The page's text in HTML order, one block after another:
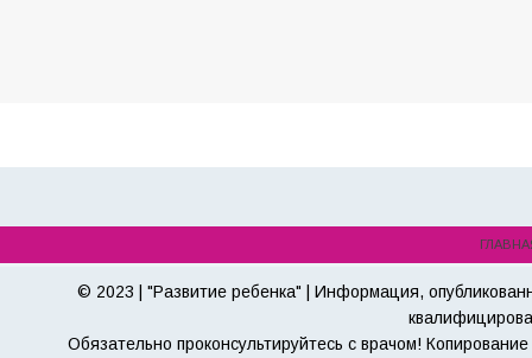
© 2023 | "Развитие ребенка" | Информация,
Обязательно проконсультируйтесь с врачом!